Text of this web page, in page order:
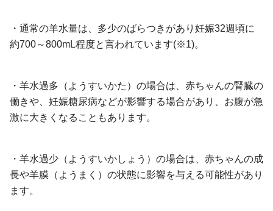
・通常の羊水量は、多少のばらつきがあり妊娠32週頃に
約700～800mL程度と言われています(※1)。
・羊水過多（ようすいかた）の場合は、赤ちゃんの腎臓の
働きや、妊娠糖尿病などが影響する場合があり、お腹が急
激に大きくなることもあります。
・羊水過少（ようすいかしょう）の場合は、赤ちゃんの成
長や羊膜（ようまく）の状態に影響を与える可能性があり
ます。